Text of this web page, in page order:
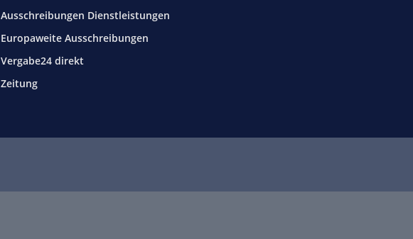
Ausschreibungen Dienstleistungen
Europaweite Ausschreibungen
Vergabe24 direkt
Zeitung